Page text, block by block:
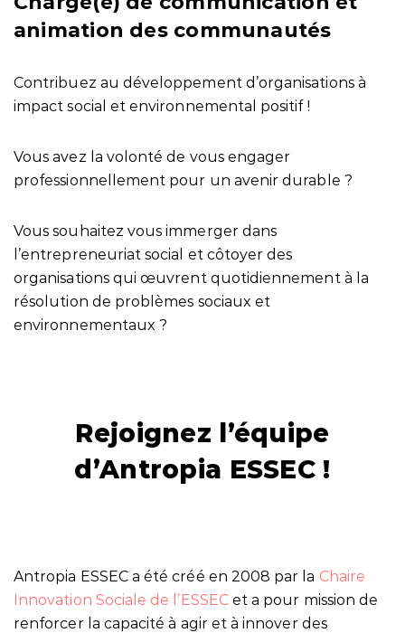
animation des communautés
Contribuez au développement d’organisations à
impact social et environnemental positif !
Vous avez la volonté de vous engager
professionnellement pour un avenir durable ?
Vous souhaitez vous immerger dans
l’entrepreneuriat social et côtoyer des
organisations qui œuvrent quotidiennement à la
résolution de problèmes sociaux et
environnementaux ?
Rejoignez l’équipe
d’Antropia ESSEC !
Antropia ESSEC a été créé en 2008 par la Chaire
Innovation Sociale de l’ESSEC et a pour mission de
renforcer la capacité à agir et à innover des